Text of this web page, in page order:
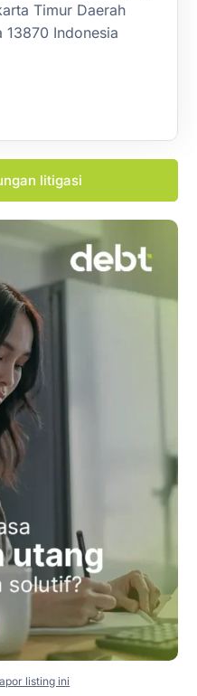
Timur Daerah
13870 Indonesia
litigasi
listing ini